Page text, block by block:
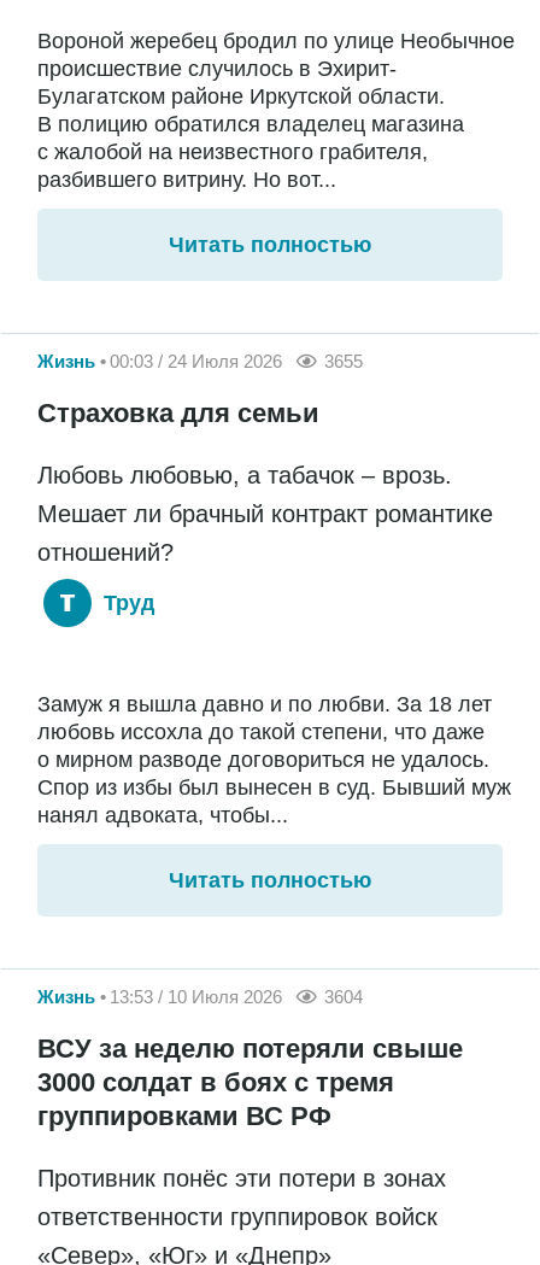
Вороной жеребец бродил по улице Необычное
происшествие случилось в Эхирит-
Булагатском районе Иркутской области.
В полицию обратился владелец магазина
с жалобой на неизвестного грабителя,
разбившего витрину. Но вот...
Читать полностью
Жизнь 00:03 / 24 Июля 2026 3655
Страховка для семьи
Любовь любовью, а табачок – врозь.
Мешает ли брачный контракт романтике
отношений?
Труд
Замуж я вышла давно и по любви. За 18 лет
любовь иссохла до такой степени, что даже
о мирном разводе договориться не удалось.
Спор из избы был вынесен в суд. Бывший муж
нанял адвоката, чтобы...
Читать полностью
Жизнь 13:53 / 10 Июля 2026 3604
ВСУ за неделю потеряли свыше
3000 солдат в боях с тремя
группировками ВС РФ
Противник понёс эти потери в зонах
ответственности группировок войск
«Север», «Юг» и «Днепр»